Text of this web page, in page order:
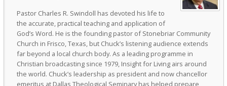
Pastor Charles R. Swindoll has devoted his life to
the accurate, practical teaching and application of
God’s Word. He is the founding pastor of Stonebriar Community
Church in Frisco, Texas, but Chuck’s listening audience extends
far beyond a local church body. As a leading programme in
Christian broadcasting since 1979, Insight for Living airs around
the world. Chuck’s leadership as president and now chancellor
emeritus at Dallas Theological Seminary has helped prepare